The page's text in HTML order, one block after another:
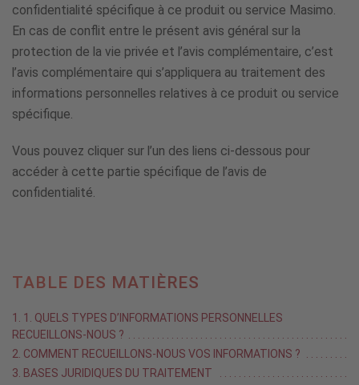
confidentialité spécifique à ce produit ou service Masimo.
En cas de conflit entre le présent avis général sur la
protection de la vie privée et l’avis complémentaire, c’est
l’avis complémentaire qui s’appliquera au traitement des
informations personnelles relatives à ce produit ou service
spécifique.
Vous pouvez cliquer sur l’un des liens ci-dessous pour
accéder à cette partie spécifique de l’avis de
confidentialité.
TABLE DES MATIÈRES
1. 1. QUELS TYPES D’INFORMATIONS PERSONNELLES
RECUEILLONS-NOUS ?
2. COMMENT RECUEILLONS-NOUS VOS INFORMATIONS ?
3. BASES JURIDIQUES DU TRAITEMENT